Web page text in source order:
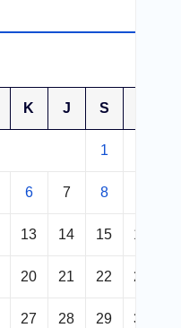
K J S
1
6 7 8
13 14 15 16
20 21 22 23
27 28 29 30